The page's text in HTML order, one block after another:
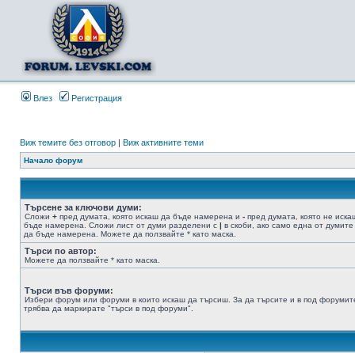
Влез Регистрация
Виж темите без отговор | Виж активните теми
Начало форум
Търсене за ключови думи:
Сложи + пред думата, която искаш да бъде намерена и - пред думата, която не
бъде намерена. Сложи лист от думи разделени с | в скоби, ако само една от думите
да бъде намерена. Можете да ползвайте * като маска.
Търси по автор:
Можете да ползвайте * като маска.
Търси във форуми:
Избери форум или форуми в които искаш да търсиш. За да търсите и в под
трябва да маркирате "търси в под форуми".